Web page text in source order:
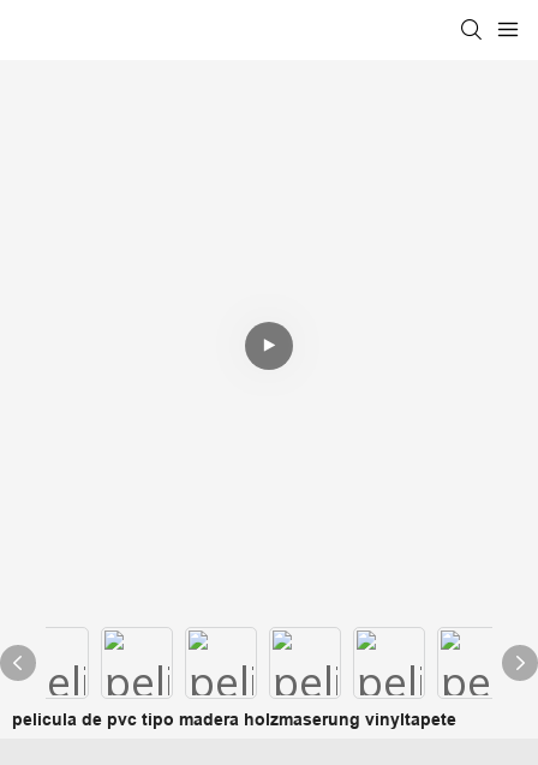
pelicula de pvc tipo madera holzmaserung vinyltapete